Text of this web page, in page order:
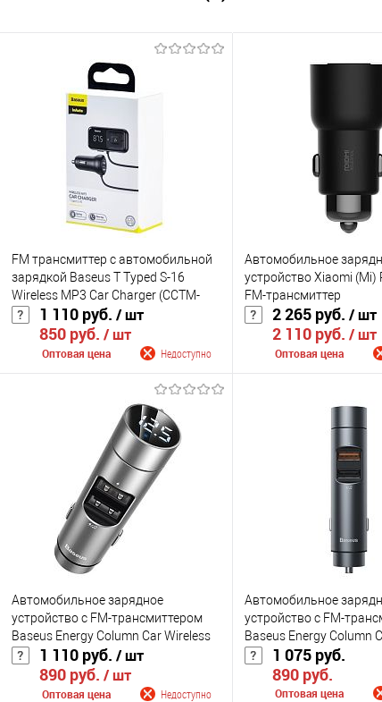
FM трансмиттер c автомобильной
зарядкой Baseus T Typed S-16
Wireless MP3 Car Charger (CCTM-
E01) 2xUSB
1 110 руб. / шт
850 руб. / шт
Оптовая цена Недоступно
Сообщить о поступлении
В избранное
Недоступно
Автомобильное
устройство Xiaomi (Mi)
FM-трансмиттер
2 265 руб. / шт
2 110 руб. / шт
Оптовая цена
Сообщить о
Автомобильное зарядное
устройство с FM-трансмиттером
Baseus Energy Column Car Wireless
MP3 Charger 2xUSB (Wireless 5.0
5V/3.1A) (CCNLZ-0G, CCNLZ-0S)
1 110 руб. / шт
890 руб. / шт
Оптовая цена Недоступно
Автомобильное
устройство с FM-
Baseus Energy Column
(CCNLZ-C0G) Bluetooth
3A, 18W, PPS, QC 3.0
1 075 руб.
890 руб.
Оптовая цена